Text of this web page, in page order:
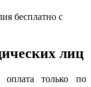
бесплатно с
лиц
только по